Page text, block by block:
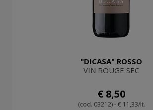
"DICASA" ROSSO
VIN ROUGE SEC
€ 8,50
(cod. 03212) - € 11,33/lt.